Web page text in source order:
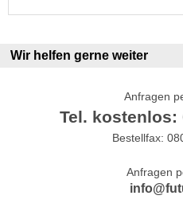
Wir helfen gerne weiter
Anfragen
Tel. kostenlos:
Bestellfax:
Anfragen